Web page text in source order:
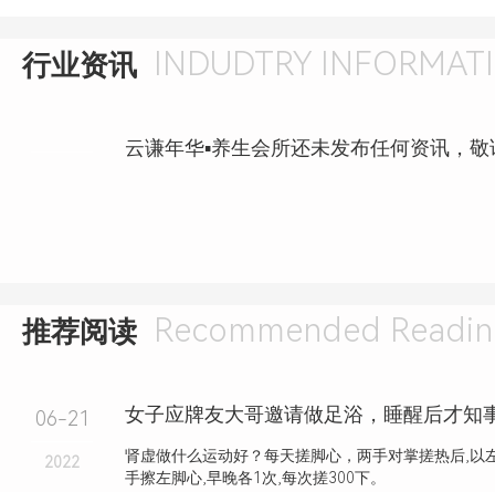
行业资讯 INDUDTRY
云谦年华▪养生会所还未发布任何资讯，
推荐阅读 Recommended
06-21
2022
肾虚做什么运动好？每天搓脚心，两手对掌搓热后,以
手擦左脚心,早晚各1次,每次搓300下。